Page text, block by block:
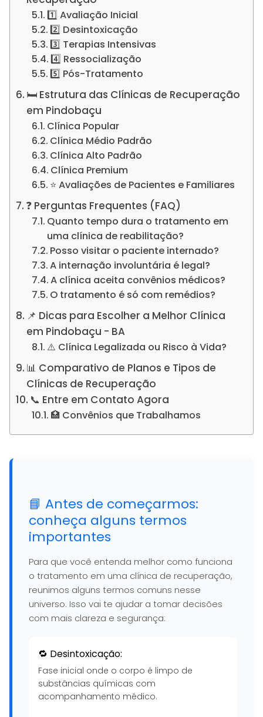
1️⃣ Avaliação Inicial
2️⃣ Desintoxicação
3️⃣ Terapias Intensivas
4️⃣ Ressocialização
5️⃣ Pós-Tratamento
🛏️ Estrutura das Clínicas de Recuperação
em Pindobaçu
Clínica Popular
Clínica Médio Padrão
Clínica Alto Padrão
Clínica Premium
⭐ Avaliações de Pacientes e Familiares
❓ Perguntas Frequentes (FAQ)
Quanto tempo dura o tratamento em
uma clínica de reabilitação?
Posso visitar o paciente internado?
A internação involuntária é legal?
A clínica aceita convênios médicos?
O tratamento é só com remédios?
📌 Dicas para Escolher a Melhor Clínica
em Pindobaçu - BA
⚠️ Clínica Legalizada ou Risco à Vida?
📊 Comparativo de Planos e Tipos de
Clínicas de Recuperação
📞 Entre em Contato Agora
🏥 Convênios que Trabalhamos
📘 Antes de começarmos:
conheça alguns termos
importantes
Para que você entenda melhor como funciona
o tratamento em uma clínica de recuperação,
reunimos alguns termos comuns nesse
universo. Isso vai te ajudar a tomar decisões
com mais clareza e segurança:
🔁 Desintoxicação:
Fase inicial onde o corpo é limpo de
substâncias químicas com
acompanhamento médico.